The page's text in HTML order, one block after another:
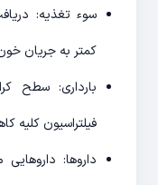
سوء تغذیه:
کمتر به جریان
بارداری: سطح
فیلتراسیون کلیه
داروها: